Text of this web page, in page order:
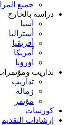
جميع
دراسة بالخارج
آسيا
أستراليا
أفريقيا
أمريكا
اوروبا
تداريب
تداريب
زمالة
مؤتمر
كورسات
إرشادات التقديم